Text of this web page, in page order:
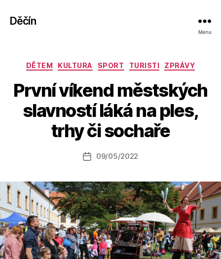
Děčín
Menu
Rubriky
DĚTEM KULTURA SPORT TURISTI ZPRÁVY
První víkend městských
slavností láká na ples,
trhy či sochaře
Autor
příspěvku
A
u
o
a
s
o
Datum
09/05/2022